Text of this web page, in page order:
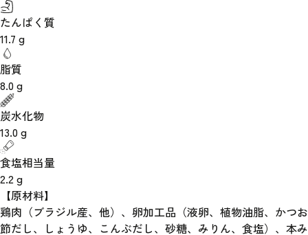
たんぱく質
11.7 g
脂質
8.0g
炭水化物
13.0g
食塩相当量
2.2g
【原材料】
鶏肉（ブラジル産、他）、卵加工品（液卵、植物油脂、かつお
節だし、しょうゆ、こんぶだし、砂糖、みりん、食塩）、本み